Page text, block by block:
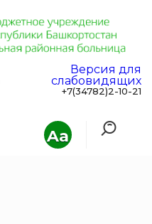
Aa
Версия для
слабовидящих
+7(34782)2-10-21